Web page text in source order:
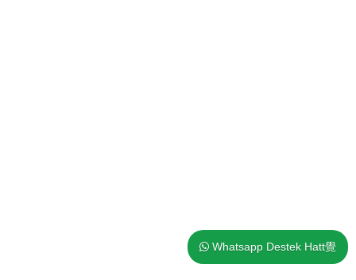
Whatsapp Destek Hatt覺